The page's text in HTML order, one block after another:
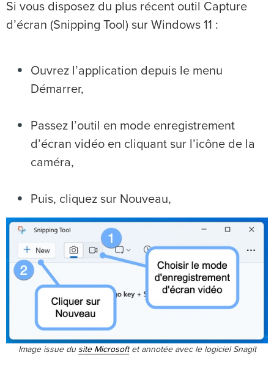
Si vous disposez du plus récent outil Capture
d’écran (Snipping Tool) sur Windows 11 :
Ouvrez l’application depuis le menu
Démarrer,
Passez l’outil en mode enregistrement
d’écran vidéo en cliquant sur l’icône de la
caméra,
Puis, cliquez sur Nouveau,
Image issue du site Microsoftet annotée avec le logiciel Snagit